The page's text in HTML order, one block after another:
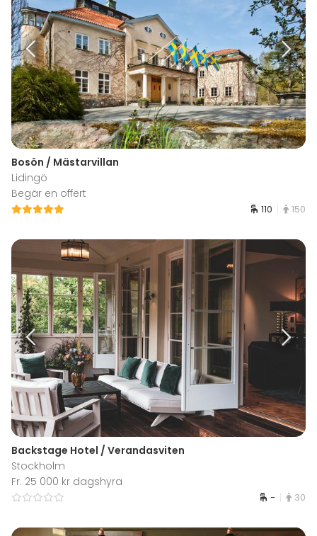
Bosön / Mästarvillan
Lidingö
Begär en offert
110 150
Backstage Hotel / Verandasviten
Stockholm
Fr. 25 000 kr dagshyra
- 30